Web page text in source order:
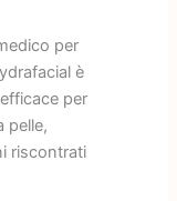
per
è
per
pelle,
riscontrati